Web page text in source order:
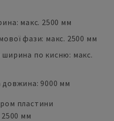
макс. 2500 мм
фази: макс. 2500 мм
по кисню: макс.
9000 мм
пластини
мм